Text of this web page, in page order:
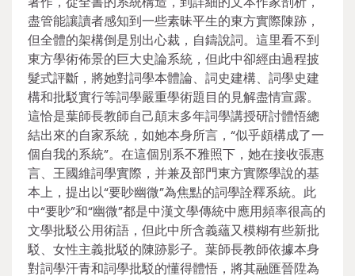
盡管能讓讀者感知到一些素昧平生的東方實際陳跡，
但全體的架構倒是別出心裁，自鑄說詞。這里看不到
東方學術佈景的巨大史論系統，但此中卻經由過程披
髮式評斷，將她對詞學本體論、詞史建構、詞學史建
構和批駁實行等詞學嚴重學術題目的見解盡情宣露。
這恰是葉師長教師自己顛末多年詞學講授研討體悟總
結出來的自家系統，如她本身所言，“似乎頗構成了一
個自我的系統”。在這個別系不雅照下，她在接收張惠
言、王國維詞學實際，并兼及部門東方實際學說的基
本上，提出以“要眇幽微”為焦點的詞學詮釋系統。此
中“要眇”和“幽微”都是中漢文學傳統中應用頻率很高的
文學批駁公用術語，但此中所含義蘊又模糊有些新批
駁、女性主義批駁的陳跡影子。葉師長教師依據本身
對詞學汗青和詞學批駁的懂得體悟，將其融匯晉陞為